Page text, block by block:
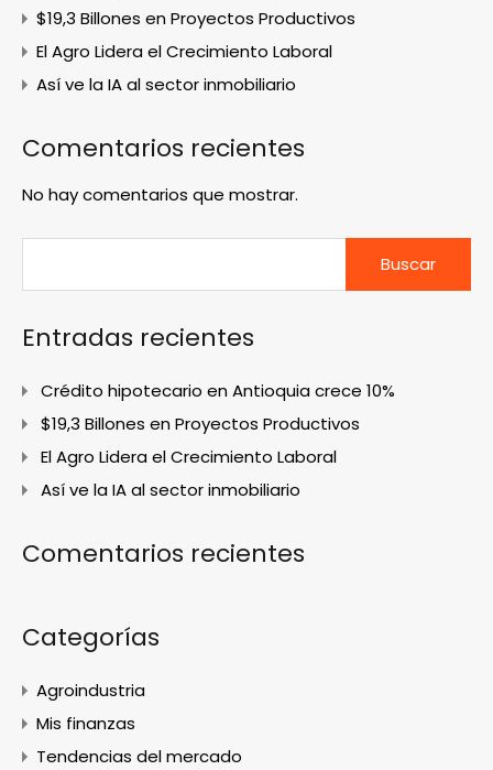
$19,3 Billones en Proyectos Productivos
El Agro Lidera el Crecimiento Laboral
Así ve la IA al sector inmobiliario
Comentarios recientes
No hay comentarios que mostrar.
Buscar:
Entradas recientes
Crédito hipotecario en Antioquia crece 10%
$19,3 Billones en Proyectos Productivos
El Agro Lidera el Crecimiento Laboral
Así ve la IA al sector inmobiliario
Comentarios recientes
Categorías
Agroindustria
Mis finanzas
Tendencias del mercado